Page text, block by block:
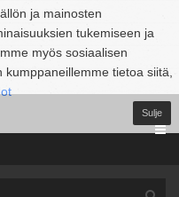
ja mainosten
tukemiseen ja
myös sosiaalisen
tietoa siitä,
Sulje